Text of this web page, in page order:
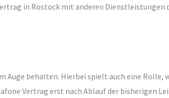
in Rostock mit anderen Dienstleistungen
Auge behalten. Hierbei spielt auch eine Rolle,
Vertrag erst nach Ablauf der bisherigen